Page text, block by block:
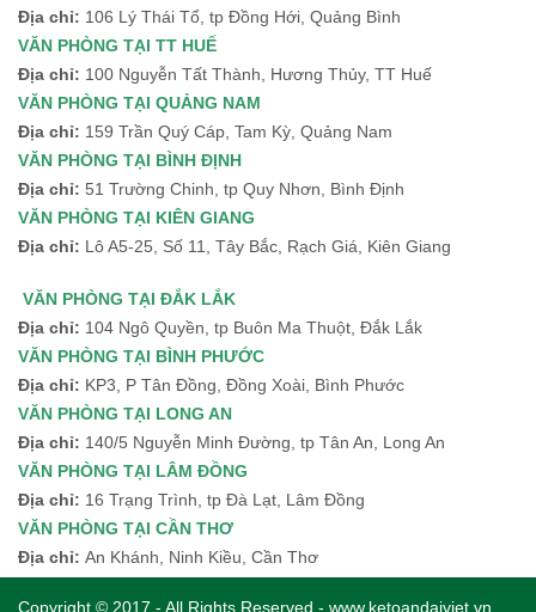
Địa chỉ: 106 Lý Thái Tổ, tp Đồng Hới, Quảng Bình
VĂN PHÒNG TẠI TT HUẾ
Địa chỉ: 100 Nguyễn Tất Thành, Hương Thủy, TT Huế
VĂN PHÒNG TẠI QUẢNG NAM
Địa chỉ: 159 Trần Quý Cáp, Tam Kỳ, Quảng Nam
VĂN PHÒNG TẠI BÌNH ĐỊNH
Địa chỉ: 51 Trường Chinh, tp Quy Nhơn, Bình Định
VĂN PHÒNG TẠI KIÊN GIANG
Địa chỉ: Lô A5-25, Số 11, Tây Bắc, Rạch Giá, Kiên Giang
VĂN PHÒNG TẠI ĐẮK LẮK
Địa chỉ: 104 Ngô Quyền, tp Buôn Ma Thuột, Đắk Lắk
VĂN PHÒNG TẠI BÌNH PHƯỚC
Địa chỉ: KP3, P Tân Đồng, Đồng Xoài, Bình Phước
VĂN PHÒNG TẠI LONG AN
Địa chỉ: 140/5 Nguyễn Minh Đường, tp Tân An, Long An
VĂN PHÒNG TẠI LÂM ĐỒNG
Địa chỉ: 16 Trạng Trình, tp Đà Lạt, Lâm Đồng
VĂN PHÒNG TẠI CẦN THƠ
Địa chỉ: An Khánh, Ninh Kiều, Cần Thơ
Copyright © 2017 - All Rights Reserved - www.ketoandaiviet.vn